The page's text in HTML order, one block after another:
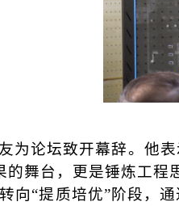
为论坛致开幕辞。他
的舞台，更是锤炼工程
向“提质培优”阶段，